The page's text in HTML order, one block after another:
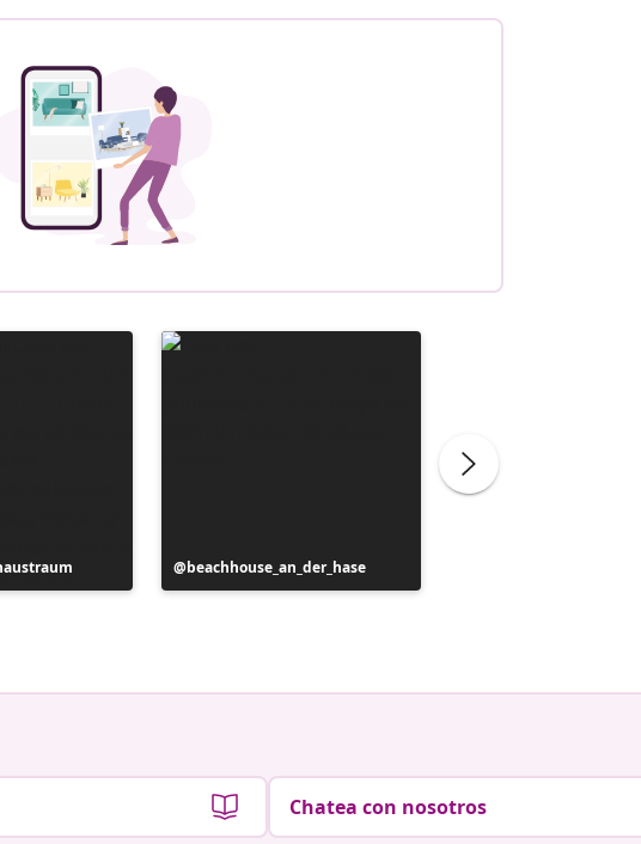
Publicación
realizada
beachhouse_an_der_hase
Chatea con nosotros